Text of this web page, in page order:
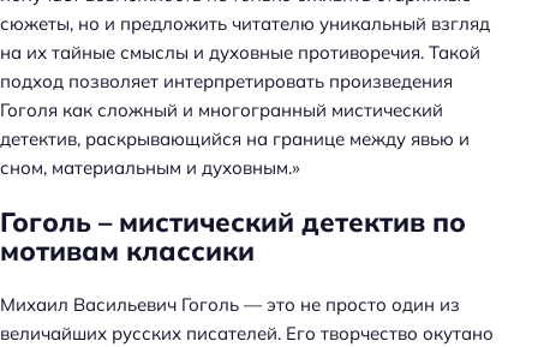
сюжеты, но и предложить читателю уникальный взгляд
на их тайные смыслы и духовные противоречия. Такой
подход позволяет интерпретировать произведения
Гоголя как сложный и многогранный мистический
детектив, раскрывающийся на границе между явью и
сном, материальным и духовным.»
Гоголь – мистический детектив по
мотивам классики
Михаил Васильевич Гоголь — это не просто один из
величайших русских писателей. Его творчество окутано